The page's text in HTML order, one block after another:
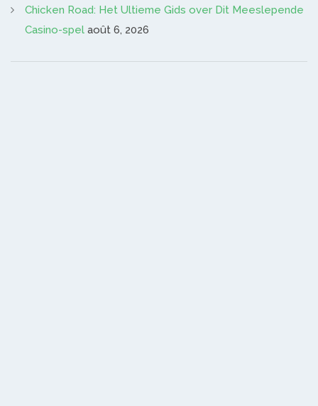
Chicken Road: Het Ultieme Gids over Dit Meeslepende
Casino-spel août 6, 2026